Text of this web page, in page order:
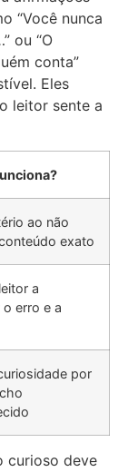
“Você nunca
ou “O
conta”
Eles
leitor sente a
ao não
exato
a
erro e a
por
curioso deve